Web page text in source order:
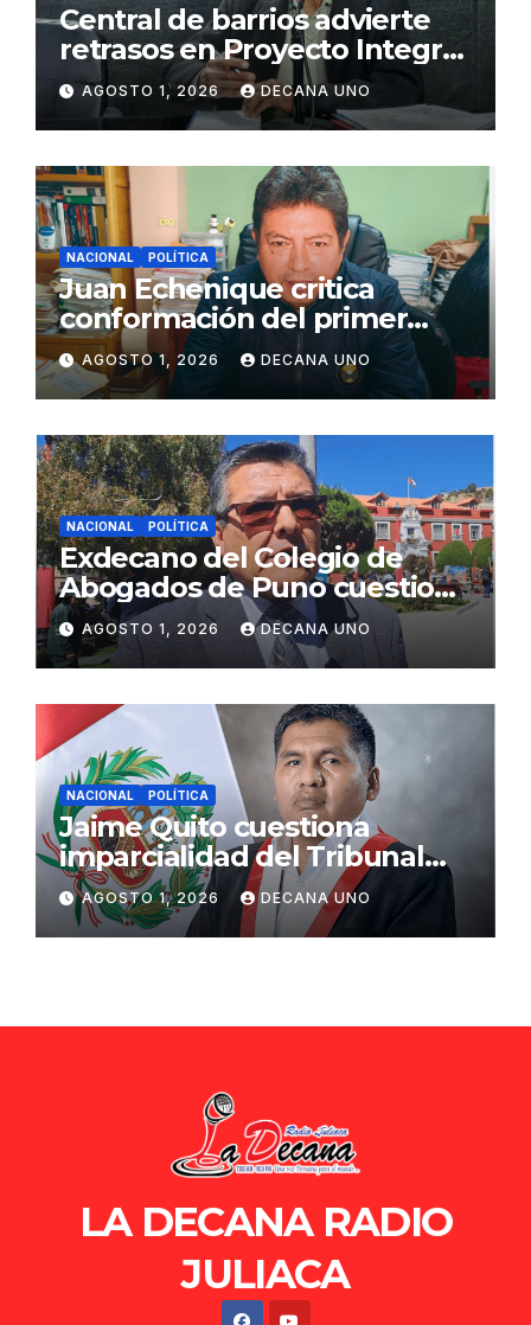
Central de barrios advierte
retrasos en Proyecto Integral
de Agua y Alcantarillado para
Juliaca
AGOSTO 1, 2026 DECANA UNO
NACIONAL POLÍTICA
Juan Echenique critica
conformación del primer
gabinete ministerial de Keiko
Fujimori
AGOSTO 1, 2026 DECANA UNO
NACIONAL POLÍTICA
Exdecano del Colegio de
Abogados de Puno cuestiona
propuestas sobre seguridad
ciudadana
AGOSTO 1, 2026 DECANA UNO
NACIONAL POLÍTICA
Jaime Quito cuestiona
imparcialidad del Tribunal
Constitucional tras liberación
de Ollanta Humala
AGOSTO 1, 2026 DECANA UNO
LA DECANA RADIO
JULIACA